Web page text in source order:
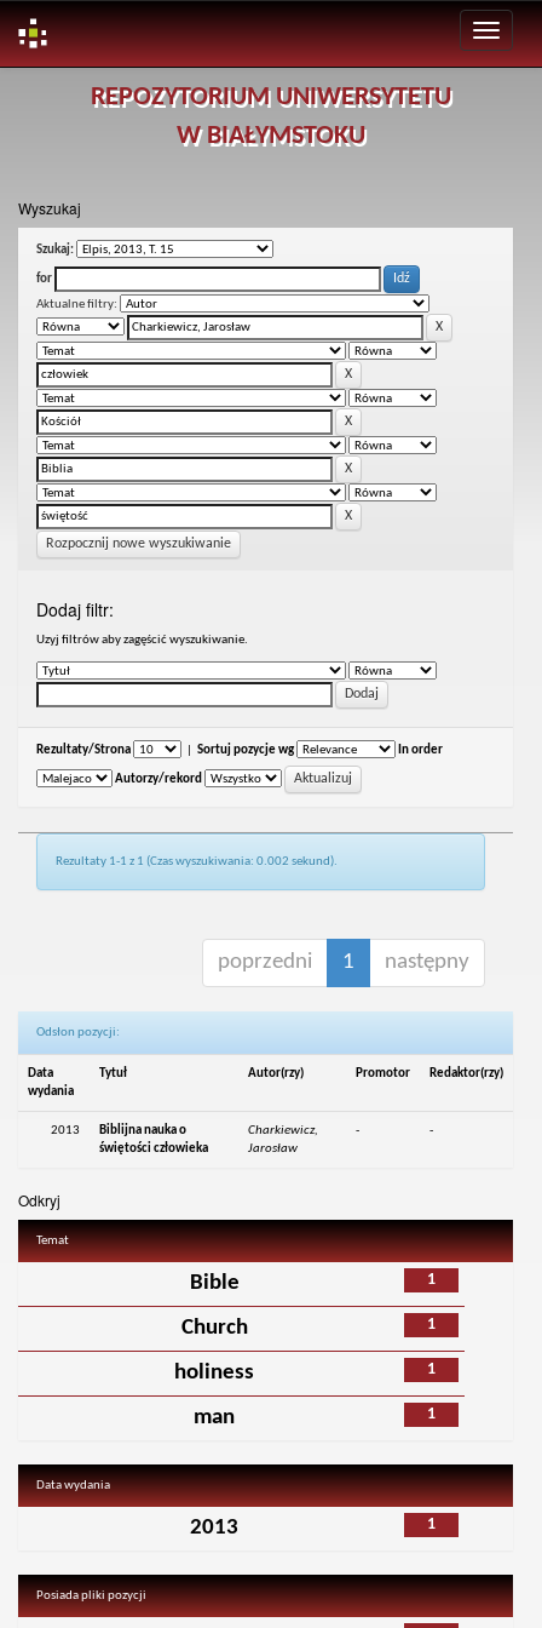
REPOZYTORIUM UNIWERSYTETU
W BIAŁYMSTOKU
Wyszukaj
Szukaj:
for
Aktualne filtry:
Rozpocznij nowe wyszukiwanie
Dodaj filtr:
Uzyj filtrów aby zagęścić wyszukiwanie.
Rezultaty/Strona Sortuj pozycje wg In order
Autorzy/rekord
Rezultaty 1-1 z 1 (Czas wyszukiwania: 0.002 sekund).
poprzedni 1 następny
Odsłon pozycji:
Data
wydania
Tytuł Autor(rzy) Promotor Redaktor(rzy)
2013
Biblijna nauka o
świętości człowieka
Charkiewicz,
Jarosław
- -
Odkryj
Temat
1
Bible
1
Church
1
holiness
1
man
Data wydania
1
2013
Posiada pliki pozycji